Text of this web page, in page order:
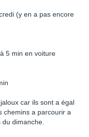
(y en a pas encore
5 min en voiture
car ils sont a égal
chemins a parcourir a
du dimanche.